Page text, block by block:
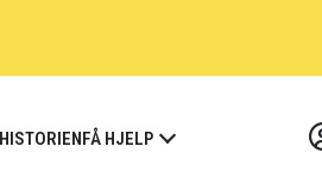
HISTORIENFÅ HJELP